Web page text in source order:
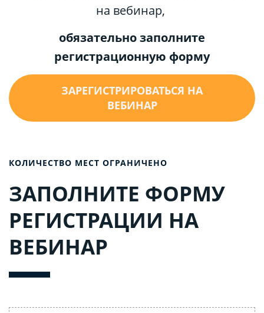
на вебинар,
обязательно заполните
регистрационную форму
ЗАРЕГИСТРИРОВАТЬСЯ НА
ВЕБИНАР
КОЛИЧЕСТВО МЕСТ ОГРАНИЧЕНО
ЗАПОЛНИТЕ ФОРМУ
РЕГИСТРАЦИИ НА
ВЕБИНАР